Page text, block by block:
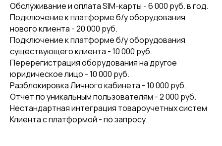
Обслуживание и оплата SIM-карты - 6 000 руб. в год.
Подключение к платформе б/у оборудования
нового клиента - 20 000 руб.
Подключение к платформе б/у оборудования
существующего клиента - 10 000 руб.
Перерегистрация оборудования на другое
юридическое лицо - 10 000 руб.
Разблокировка Личного кабинета - 10 000 руб.
Отчет по уникальным пользователям - 2 000 руб.
Нестандартная интеграция товароучетных систем
Клиента с платформой - по запросу.